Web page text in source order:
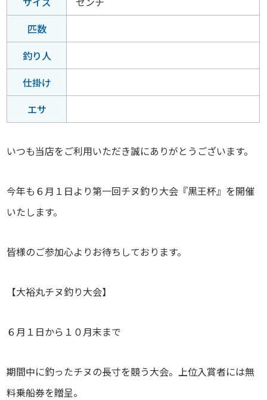
匹数
釣り人
仕掛け
エサ
いつも当店をご利用いただき誠にありがとうございます。
今年も６月１日より第一回チヌ釣り大会『黒王杯』を開催
いたします。
皆様のご参加心よりお待ちしております。
【大裕丸チヌ釣り大会】
６月１日から１０月末まで
期間中に釣ったチヌの長寸を競う大会。上位入賞者には無
料乗船券を贈呈。